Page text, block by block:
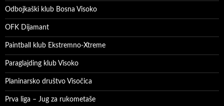
Odbojkaški klub Bosna Visoko
OFK Dijamant
Paintball klub Ekstremno-Xtreme
Paraglajding klub Visoko
Planinarsko društvo Visočica
Prva liga – Jug za rukometaše